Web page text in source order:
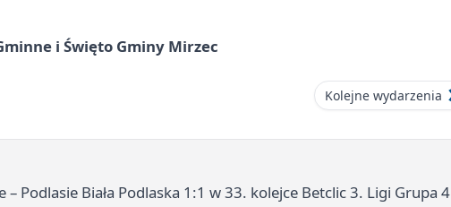
i Święto Gminy Mirzec
Kolejne wydarzenia
Podlasie Biała Podlaska 1:1 w 33. kolejce Betclic 3. Ligi Grupa 4